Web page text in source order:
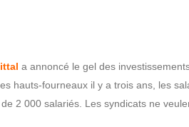
a annoncé le gel des
hauts-fourneaux il y a trois ans, les
2 000 salariés. Les syndicats ne